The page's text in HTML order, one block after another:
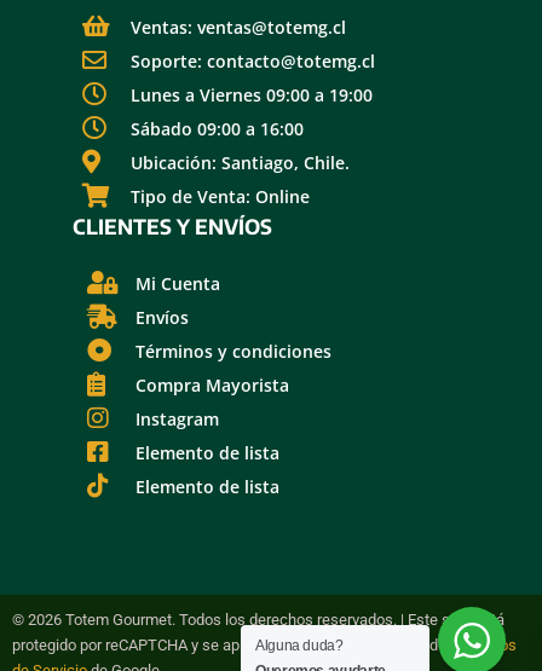
Ventas: ventas@totemg.cl
Soporte: contacto@totemg.cl
Lunes a Viernes 09:00 a 19:00
Sábado 09:00 a 16:00
Ubicación: Santiago, Chile.
Tipo de Venta: Online
CLIENTES Y ENVÍOS
Mi Cuenta
Envíos
Términos y condiciones
Compra Mayorista
Instagram
Elemento de lista
Elemento de lista
© 2026 Totem Gourmet. Todos los derechos reservados. | Este sitio está
protegido por reCAPTCHA y se aplican la Política de Privacidad y Términos
Alguna duda?